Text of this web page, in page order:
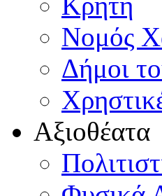
Νομός
Δήμοι
Αξιοθέατα